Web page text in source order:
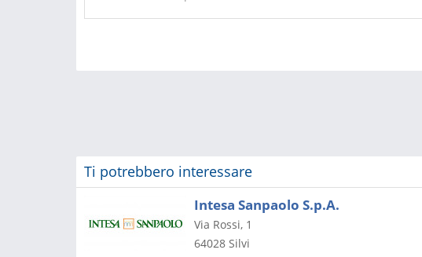
Ti potrebbero interessare
Intesa Sanpaolo S.p.A.
Via Rossi, 1
64028 Silvi